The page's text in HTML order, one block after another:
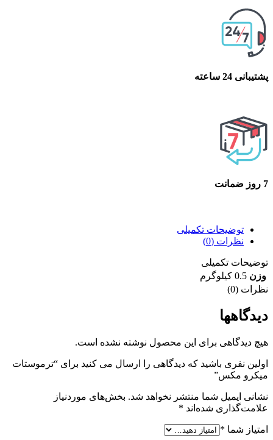
پشتیبانی 24 ساعته
7 روز ضمانت
توضیحات تکمیلی
نظرات (0)
توضیحات تکمیلی
وزن 0.5 کیلوگرم
نظرات (0)
دیدگاهها
هیچ دیدگاهی برای این محصول نوشته نشده است.
اولین نفری باشید که دیدگاهی را ارسال می کنید برای “ترموستات
میکرو مکس”
نشانی ایمیل شما منتشر نخواهد شد. بخش‌های موردنیاز
علامت‌گذاری شده‌اند *
امتیاز شما *